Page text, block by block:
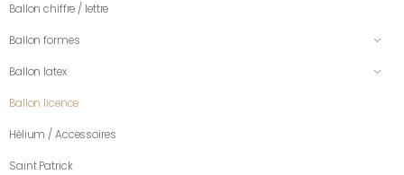
Ballon chiffre / lettre
Ballon formes
Ballon latex
Ballon licence
Hélium / Accessoires
Saint Patrick